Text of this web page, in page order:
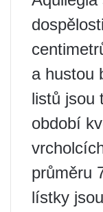
a hustou
listů jsou
období
průměru
lístky